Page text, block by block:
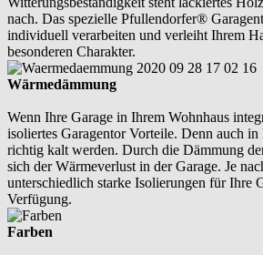
nach. Das spezielle Pfullendorfer®
individuell verarbeiten und verleiht Ihrem
besonderen Charakter.
Wärmedämmung
Wenn Ihre Garage in Ihrem Wohnhaus
isoliertes Garagentor Vorteile. Denn auch
richtig kalt werden. Durch die Dämmung
sich der Wärmeverlust in der Garage. Je
unterschiedlich starke Isolierungen für Ihre
Verfügung.
Farben